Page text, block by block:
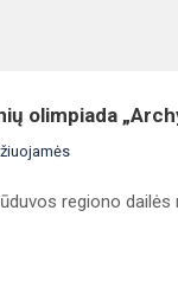
olimpiada
regiono